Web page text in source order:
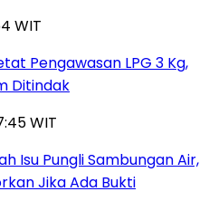
WIT
Pengawasan LPG 3 Kg,
Ditindak
WIT
Isu Pungli Sambungan Air,
Jika Ada Bukti